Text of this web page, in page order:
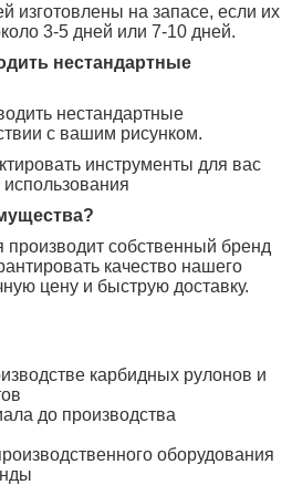
изготовлены на запасе, если их
3-5 дней или 7-10 дней.
нестандартные
нестандартные
с вашим рисунком.
инструменты для вас
собственный бренд
качество нашего
цену и быструю доставку.
карбидных рулонов и
до производства
оборудования